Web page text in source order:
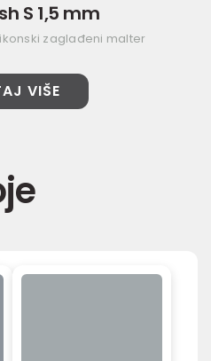
S 1,5 mm
zaglađeni malter
VIŠE